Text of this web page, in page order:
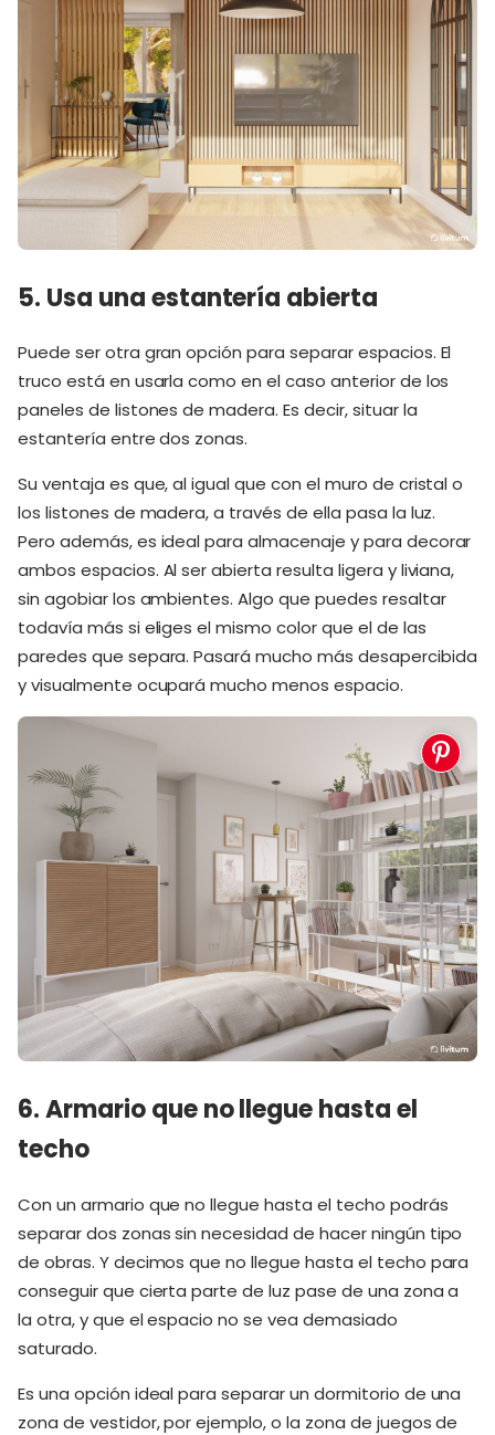
5. Usa una estantería abierta
Puede ser otra gran opción para separar espacios. El
truco está en usarla como en el caso anterior de los
paneles de listones de madera. Es decir, situar la
estantería entre dos zonas.
Su ventaja es que, al igual que con el muro de cristal o
los listones de madera, a través de ella pasa la luz.
Pero además, es ideal para almacenaje y para decorar
ambos espacios. Al ser abierta resulta ligera y liviana,
sin agobiar los ambientes. Algo que puedes resaltar
todavía más si eliges el mismo color que el de las
paredes que separa. Pasará mucho más desapercibida
y visualmente ocupará mucho menos espacio.
6. Armario que no llegue hasta el
techo
Con un armario que no llegue hasta el techo podrás
separar dos zonas sin necesidad de hacer ningún tipo
de obras. Y decimos que no llegue hasta el techo para
conseguir que cierta parte de luz pase de una zona a
la otra, y que el espacio no se vea demasiado
saturado.
Es una opción ideal para separar un dormitorio de una
zona de vestidor, por ejemplo, o la zona de juegos de